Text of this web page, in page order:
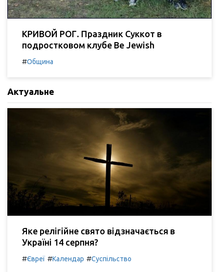
КРИВОЙ РОГ. Праздник Суккот в
подростковом клубе Be Jewish
#Община
Актуальне
Яке релігійне свято відзначається в
Україні 14 серпня?
#Євреї #Календар #Суспільство